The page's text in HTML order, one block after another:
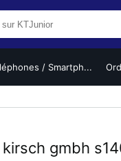
/ Smartph...
gmbh